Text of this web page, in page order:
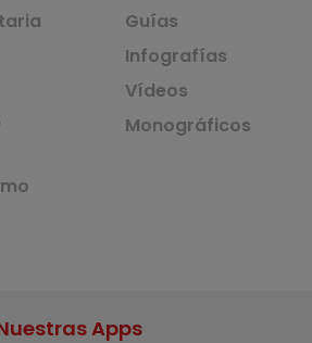
Guías
Infografías
Vídeos
Monográficos
Apps